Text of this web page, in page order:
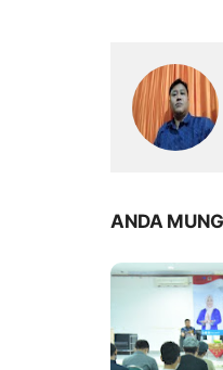
ANDA